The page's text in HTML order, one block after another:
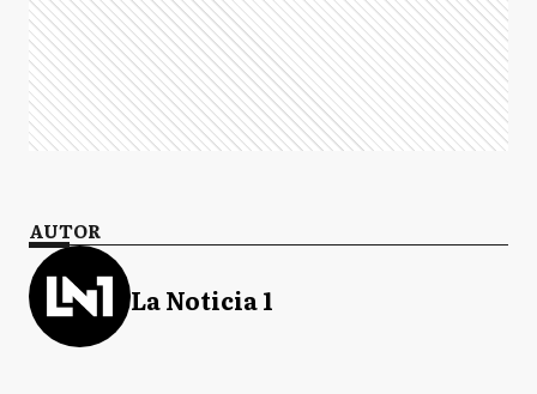
AUTOR
La Noticia 1